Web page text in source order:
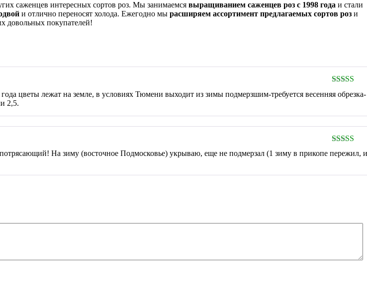
саженцев интересных сортов роз. Мы занимаемся выращиванием саженцев роз с 1998 года и стали
и отлично переносят холода. Ежегодно мы расширяем ассортимент предлагаемых сортов роз и
довольных покупателей!
Оценка
из 5
цветы лежат на земле, в условиях Тюмени выходит из зимы подмерзшим-требуется весенняя обрезка-
2,5.
Оценка 5
5
На зиму (восточное Подмосковье) укрываю, еще не подмерзал (1 зиму в прикопе пережил,